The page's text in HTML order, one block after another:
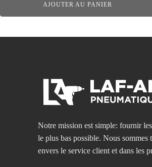
AJOUTER AU PANIER
Notre mission est simple: fournir
le plus bas possible. Nous sommes
envers le service client et dans les